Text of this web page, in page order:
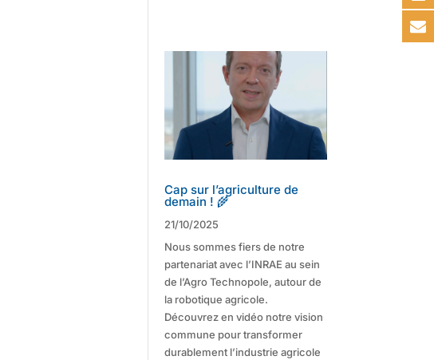
Cap sur l’agriculture de
demain ! 🌾
21/10/2025
Nous sommes fiers de notre
partenariat avec l’INRAE au sein
de l’Agro Technopole, autour de
la robotique agricole.
Découvrez en vidéo notre vision
commune pour transformer
durablement l’industrie agricole